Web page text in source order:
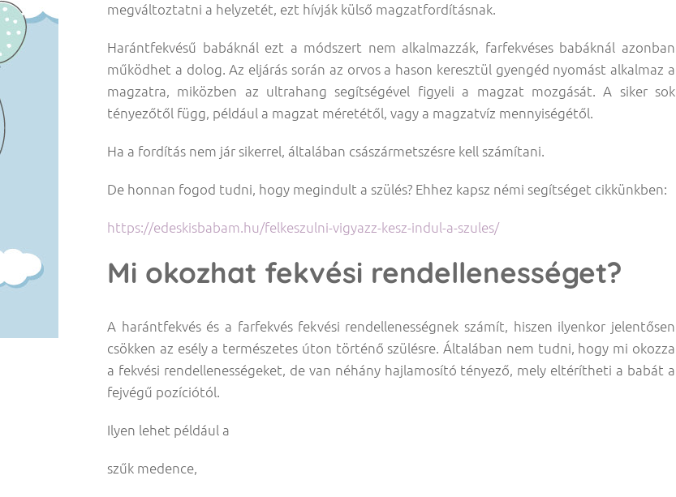
megváltoztatni a helyzetét, ezt hívják külső magzatfordításnak.
Harántfekvésű babáknál ezt a módszert nem alkalmazzák, farfekvéses babáknál azonban
működhet a dolog. Az eljárás során az orvos a hason keresztül gyengéd nyomást alkalmaz a
magzatra, miközben az ultrahang segítségével figyeli a magzat mozgását. A siker sok
tényezőtől függ, például a magzat méretétől, vagy a magzatvíz mennyiségétől.
Ha a fordítás nem jár sikerrel, általában császármetszésre kell számítani.
De honnan fogod tudni, hogy megindult a szülés? Ehhez kapsz némi segítséget cikkünkben:
https://edeskisbabam.hu/felkeszulni-vigyazz-kesz-indul-a-szules/
Mi okozhat fekvési rendellenességet?
A harántfekvés és a farfekvés fekvési rendellenességnek számít, hiszen ilyenkor jelentősen
csökken az esély a természetes úton történő szülésre. Általában nem tudni, hogy mi okozza
a fekvési rendellenességeket, de van néhány hajlamosító tényező, mely eltérítheti a babát a
fejvégű pozíciótól.
Ilyen lehet például a
szűk medence,